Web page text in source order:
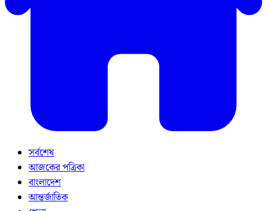
সর্বশেষ
আজকের পত্রিকা
বাংলাদেশ
আন্তর্জাতিক